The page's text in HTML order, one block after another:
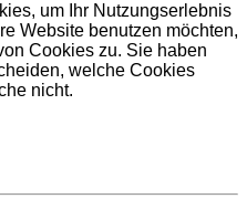
um Ihr Nutzungserlebnis
Website benutzen möchten,
Cookies zu. Sie haben
welche Cookies
nicht.